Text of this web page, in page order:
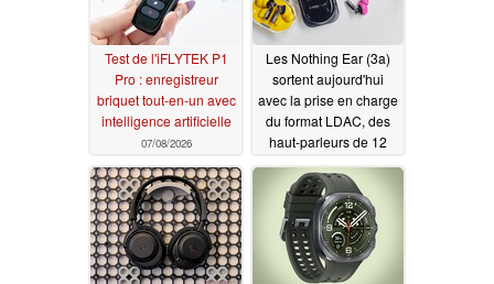
Test de l'iFLYTEK P1
Pro : enregistreur
briquet tout-en-un avec
intelligence artificielle
07/08/2026
Les Nothing Ear (3a)
sortent aujourd'hui
avec la prise en charge
du format LDAC, des
haut-parleurs de 12
coloris07/07/2026